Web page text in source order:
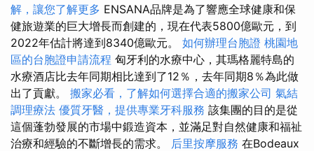
解，讓您了解更多 ENSANA品牌是為了響應全球健康和保
健旅遊業的巨大增長而創建的，現在代表5800億歐元，到
2022年估計將達到8340億歐元。 如何辦理台胞證 桃園地
區的台胞證申請流程 匈牙利的水療中心，其瑪格麗特島的
水療酒店比去年同期相比達到了12％，去年同期8％為此做
出了貢獻。 搬家必看，了解如何選擇合適的搬家公司 氣結
調理療法 優質牙醫，提供專業牙科服務 該集團的目的是從
這個蓬勃發展的市場中鍛造資本，並滿足對自然健康和福祉
治療和經驗的不斷增長的需求。 后里按摩服務 在Bodeaux